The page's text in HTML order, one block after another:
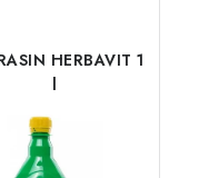
HERBAVIT 1
l